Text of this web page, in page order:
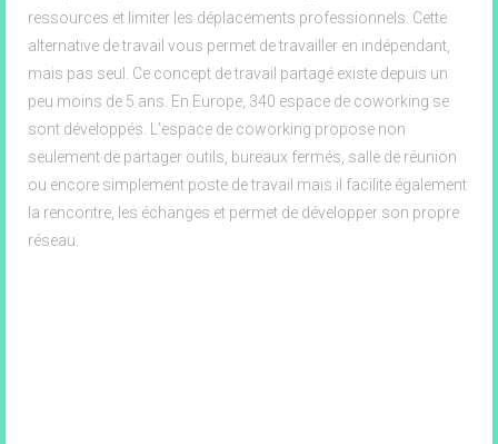
ressources et limiter les déplacements professionnels. Cette
alternative de travail vous permet de travailler en indépendant,
mais pas seul. Ce concept de travail partagé existe depuis un
peu moins de 5 ans. En Europe, 340 espace de coworking se
sont développés. L’espace de coworking propose non
seulement de partager outils, bureaux fermés, salle de réunion
ou encore simplement poste de travail mais il facilite également
la rencontre, les échanges et permet de développer son propre
réseau.